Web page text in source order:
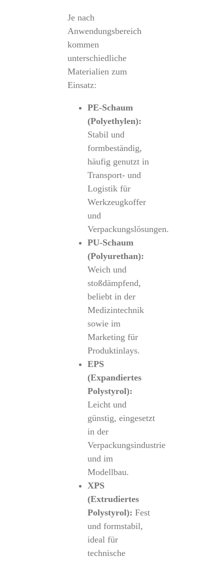
Je nach
Anwendungsbereich
kommen
unterschiedliche
Materialien zum
Einsatz:
PE-Schaum
(Polyethylen):
Stabil und
formbeständig,
häufig genutzt in
Transport- und
Logistik für
Werkzeugkoffer
und
Verpackungslösungen.
PU-Schaum
(Polyurethan):
Weich und
stoßdämpfend,
beliebt in der
Medizintechnik
sowie im
Marketing für
Produktinlays.
EPS
(Expandiertes
Polystyrol):
Leicht und
günstig, eingesetzt
in der
Verpackungsindustrie
und im
Modellbau.
XPS
(Extrudiertes
Polystyrol): Fest
und formstabil,
ideal für
technische